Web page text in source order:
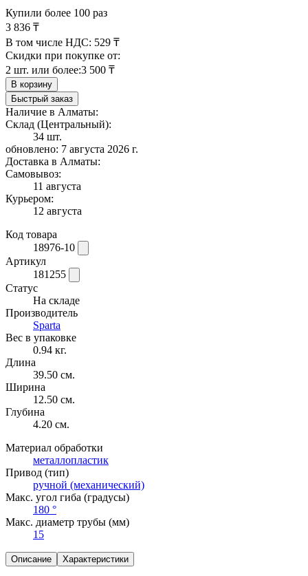
Купили более 100 раз
3 836 ₸
В том числе НДС: 529 ₸
Скидки при покупке от:
2 шт. или более:3 500 ₸
В корзину
Быстрый заказ
Наличие в Алматы:
Склад (Центральный):
34 шт.
обновлено: 7 августа 2026 г.
Доставка в Алматы:
Самовывоз:
11 августа
Курьером:
12 августа
Код товара
18976-10
Артикул
181255
Статус
На складе
Производитель
Sparta
Вес в упаковке
0.94 кг.
Длина
39.50 см.
Ширина
12.50 см.
Глубина
4.20 см.
Материал обработки
металлопластик
Привод (тип)
ручной (механический)
Макс. угол гиба (градусы)
180 °
Макс. диаметр трубы (мм)
15
Описание Характеристики